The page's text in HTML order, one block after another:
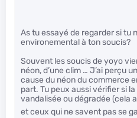
As tu essayé de regarder si tu
environemental à ton soucis?
Souvent les soucis de yoyo
néon, d’une clim … J’ai perçu
cause du néon du commerce
part. Tu peux aussi vérifier si la
vandalisée ou dégradée (cela
et ceux qui ne savent pas se